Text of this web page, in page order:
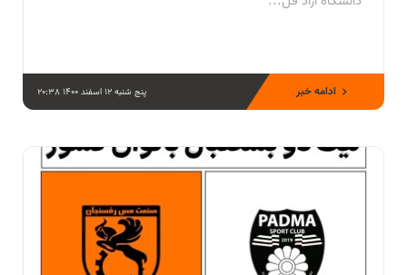
پنج شنبه 12 اسفند 1400 20:38 ادامه خبر